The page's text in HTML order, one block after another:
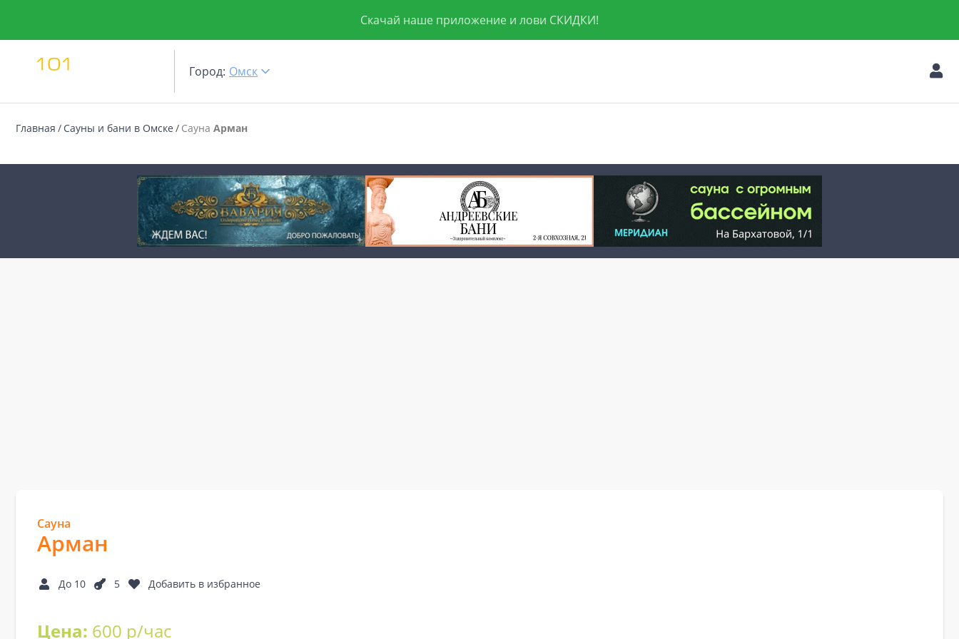
Скачай наше приложение и лови СКИДКИ!
Город: Омск
Главная Сауны и бани в Омске Сауна Арман
Сауна
Арман
До 10 5 Добавить в избранное
Цена: 600 р/час